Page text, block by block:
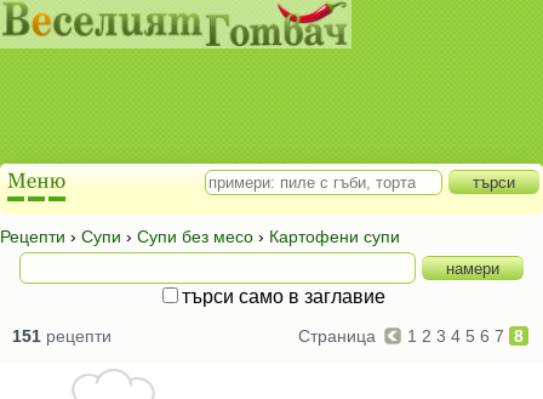
Рецепти › Супи › Супи без месо › Картофени супи
търси само в заглавие
151 рецепти Страница 1 2 3 4 5 6 7 8